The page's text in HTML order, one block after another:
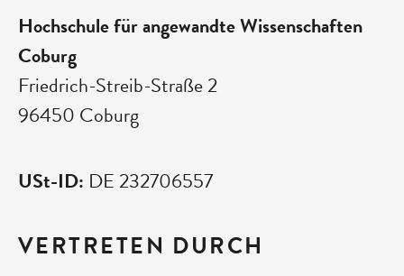
Hochschule für angewandte Wissenschaften
Coburg
Friedrich-Streib-Straße 2
96450 Coburg
USt-ID: DE 232706557
VERTRETEN DURCH